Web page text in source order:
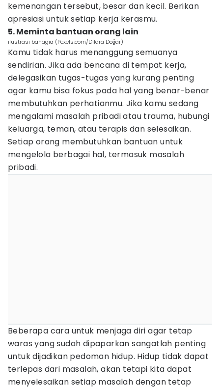
kemenangan tersebut, besar dan kecil. Berikan
apresiasi untuk setiap kerja kerasmu.
5. Meminta bantuan orang lain
ilustrasi bahagia (Pexels.com/Dilara Doğar)
Kamu tidak harus menanggung semuanya
sendirian. Jika ada bencana di tempat kerja,
delegasikan tugas-tugas yang kurang penting
agar kamu bisa fokus pada hal yang benar-benar
membutuhkan perhatianmu. Jika kamu sedang
mengalami masalah pribadi atau trauma, hubungi
keluarga, teman, atau terapis dan selesaikan.
Setiap orang membutuhkan bantuan untuk
mengelola berbagai hal, termasuk masalah
pribadi.
Beberapa cara untuk menjaga diri agar tetap
waras yang sudah dipaparkan sangatlah penting
untuk dijadikan pedoman hidup. Hidup tidak dapat
terlepas dari masalah, akan tetapi kita dapat
menyelesaikan setiap masalah dengan tetap